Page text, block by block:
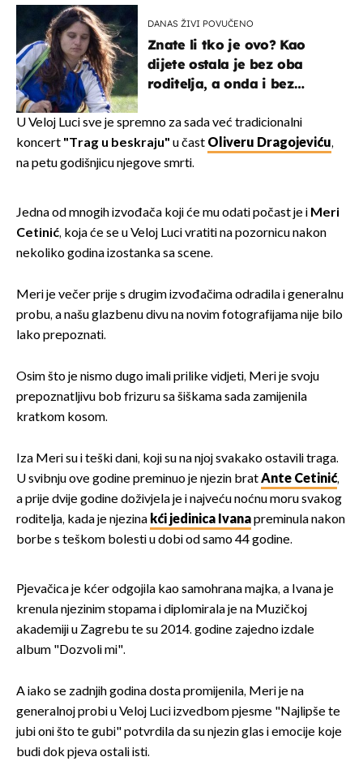
DANAS ŽIVI POVUČENO
Znate li tko je ovo? Kao
dijete ostala je bez oba
roditelja, a onda i bez
naslijediti
U Veloj Luci sve je spremno za sada već tradicionalni
koncert "Trag u beskraju" u čast Oliveru Dragojeviću,
na petu godišnjicu njegove smrti.
Jedna od mnogih izvođača koji će mu odati počast je i Meri
Cetinić, koja će se u Veloj Luci vratiti na pozornicu nakon
nekoliko godina izostanka sa scene.
Meri je večer prije s drugim izvođačima odradila i generalnu
probu, a našu glazbenu divu na novim fotografijama nije bilo
lako prepoznati.
Osim što je nismo dugo imali prilike vidjeti, Meri je svoju
prepoznatljivu bob frizuru sa šiškama sada zamijenila
kratkom kosom.
Iza Meri su i teški dani, koji su na njoj svakako ostavili traga.
U svibnju ove godine preminuo je njezin bratAnte Cetinić,
a prije dvije godine doživjela je i najveću noćnu moru svakog
roditelja, kada je njezina kći jedinica Ivanapreminula nakon
borbe s teškom bolesti u dobi od samo 44 godine.
Pjevačica je kćer odgojila kao samohrana majka, a Ivana je
krenula njezinim stopama i diplomirala je na Muzičkoj
akademiji u Zagrebu te su 2014. godine zajedno izdale
album "Dozvoli mi".
A iako se zadnjih godina dosta promijenila, Meri je na
generalnoj probi u Veloj Luci izvedbom pjesme "Najlipše te
jubi oni što te gubi" potvrdila da su njezin glas i emocije koje
budi dok pjeva ostali isti.